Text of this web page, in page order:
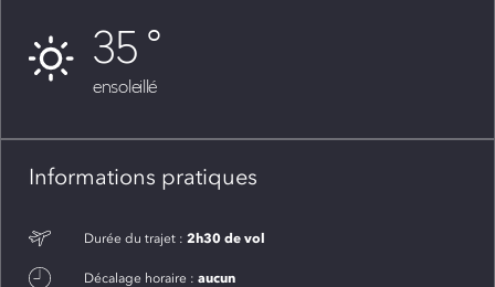
35
ensoleillé
Informations pratiques
Durée du trajet : 2h30 de vol
Décalage horaire : aucun